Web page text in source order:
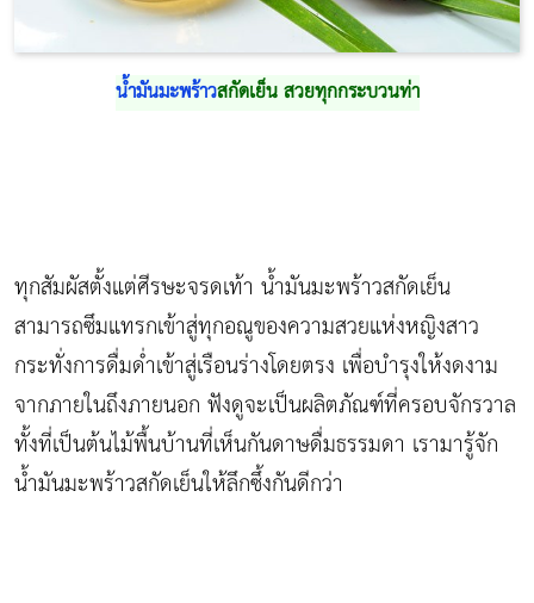
น้ำมันมะพร้าวสกัดเย็น สวยทุกกระบวนท่า
ทุกสัมผัสตั้งแต่ศีรษะจรดเท้า น้ำมันมะพร้าวสกัดเย็น
สามารถซึมแทรกเข้าสู่ทุกอณูของความสวยแห่งหญิงสาว
กระทั่งการดื่มด่ำเข้าสู่เรือนร่างโดยตรง เพื่อบำรุงให้งดงาม
จากภายในถึงภายนอก ฟังดูจะเป็นผลิตภัณฑ์ที่ครอบจักรวาล
ทั้งที่เป็นต้นไม้พื้นบ้านที่เห็นกันดาษดื่มธรรมดา เรามารู้จัก
น้ำมันมะพร้าวสกัดเย็นให้ลึกซึ้งกันดีกว่า